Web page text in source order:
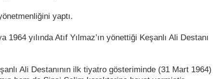
yaptı.
yılında Atıf Yılmaz’ın yönettiği Keşanlı Ali Destanı
Ali Destanının ilk tiyatro gösteriminde (31 Mart 1964)